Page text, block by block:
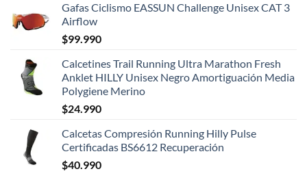
Gafas Ciclismo EASSUN Challenge Unisex CAT 3
Airflow
$99.990
Calcetines Trail Running Ultra Marathon Fresh
Anklet HILLY Unisex Negro Amortiguación Media
Polygiene Merino
$24.990
Calcetas Compresión Running Hilly Pulse
Certificadas BS6612 Recuperación
$40.990